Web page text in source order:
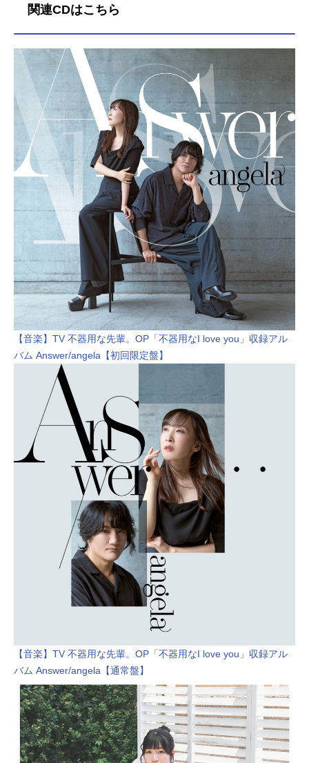
関連CDはこちら
【音楽】TV 不器用な先輩。OP「不器用なI love you」収録アル
バム Answer/angela【初回限定盤】
【音楽】TV 不器用な先輩。OP「不器用なI love you」収録アル
バム Answer/angela【通常盤】